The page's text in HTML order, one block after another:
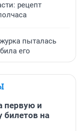
рецепт
пыталась
его
первую и
билетов на